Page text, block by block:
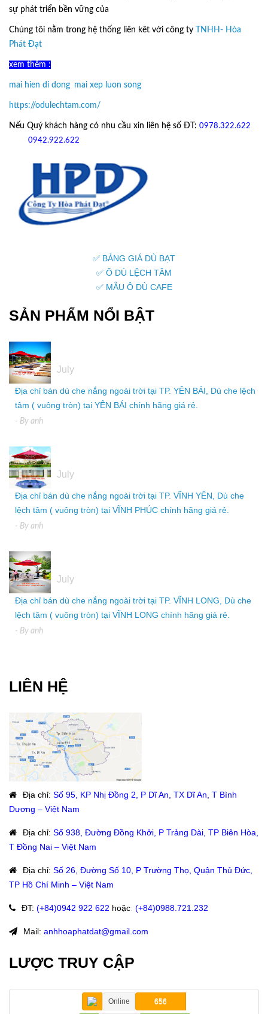
sự phát triển bền vững của
Chúng tôi nằm trong hệ thống liên kêt với công ty TNHH- Hòa
Phát Đạt
xem thêm :
mai hien di dong mai xep luon song
https://odulechtam.com/
Nếu Quý khách hàng có nhu cầu xin liên hệ số ĐT: 0978.322.622
0942.922.622
✅ BẢNG GIÁ DÙ BẠT
✅ Ô DÙ LỆCH TÂM
✅ MẪU Ô DÙ CAFE
SẢN PHẨM NỔI BẬT
July
Địa chỉ bán dù che nắng ngoài trời tại TP. YÊN BÁI, Dù che lệch
tâm ( vuông tròn) tại YÊN BÁI chính hãng giá rẻ.
- By anh
July
Địa chỉ bán dù che nắng ngoài trời tại TP. VĨNH YÊN, Dù che
lệch tâm ( vuông tròn) tại VĨNH PHÚC chính hãng giá rẻ.
- By anh
July
Địa chỉ bán dù che nắng ngoài trời tại TP. VĨNH LONG, Dù che
lệch tâm ( vuông tròn) tại VĨNH LONG chính hãng giá rẻ.
- By anh
LIÊN HỆ
Địa chỉ: Số 95, KP Nhị Đồng 2, P Dĩ An, TX Dĩ An, T Bình
Dương – Việt Nam
Địa chỉ: Số 938, Đường Đồng Khởi, P Trảng Dài, TP Biên Hòa,
T Đồng Nai – Việt Nam
Địa chỉ: Số 26, Đường Số 10, P Trường Thọ, Quận Thủ Đức,
TP Hồ Chí Minh – Việt Nam
ĐT: (+84)0942 922 622 hoặc: (+84)0988.721.232
Mail: anhhoaphatdat@gmail.com
LƯỢC TRUY CẬP
Online 656